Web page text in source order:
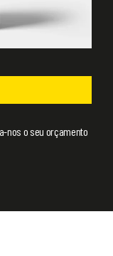
nos o seu orçamento